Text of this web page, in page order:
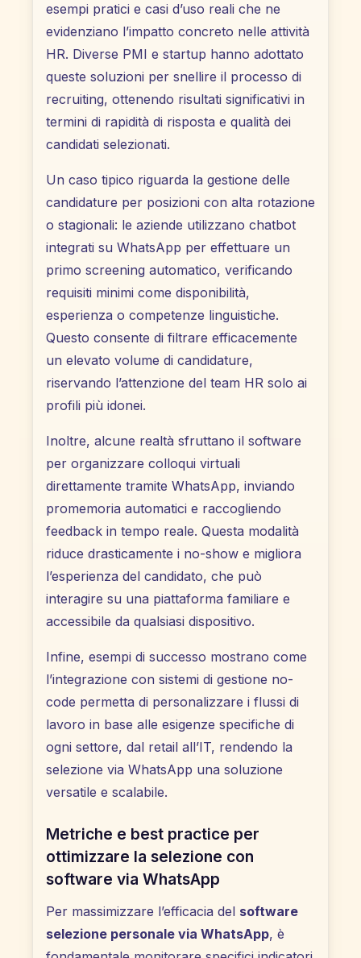
esempi pratici e casi d’uso reali che ne
evidenziano l’impatto concreto nelle attività
HR. Diverse PMI e startup hanno adottato
queste soluzioni per snellire il processo di
recruiting, ottenendo risultati significativi in
termini di rapidità di risposta e qualità dei
candidati selezionati.
Un caso tipico riguarda la gestione delle
candidature per posizioni con alta rotazione
o stagionali: le aziende utilizzano chatbot
integrati su WhatsApp per effettuare un
primo screening automatico, verificando
requisiti minimi come disponibilità,
esperienza o competenze linguistiche.
Questo consente di filtrare efficacemente
un elevato volume di candidature,
riservando l’attenzione del team HR solo ai
profili più idonei.
Inoltre, alcune realtà sfruttano il software
per organizzare colloqui virtuali
direttamente tramite WhatsApp, inviando
promemoria automatici e raccogliendo
feedback in tempo reale. Questa modalità
riduce drasticamente i no-show e migliora
l’esperienza del candidato, che può
interagire su una piattaforma familiare e
accessibile da qualsiasi dispositivo.
Infine, esempi di successo mostrano come
l’integrazione con sistemi di gestione no-
code permetta di personalizzare i flussi di
lavoro in base alle esigenze specifiche di
ogni settore, dal retail all’IT, rendendo la
selezione via WhatsApp una soluzione
versatile e scalabile.
Metriche e best practice per
ottimizzare la selezione con
software via WhatsApp
Per massimizzare l’efficacia del software
selezione personale via WhatsApp, è